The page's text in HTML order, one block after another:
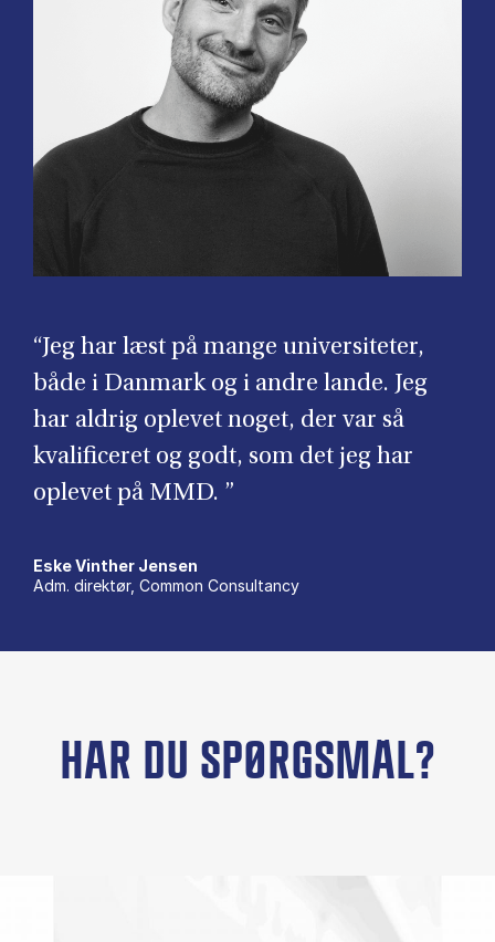
“Jeg har læst på mange universiteter,
både i Danmark og i andre lande. Jeg
har aldrig oplevet noget, der var så
kvalificeret og godt, som det jeg har
oplevet på MMD. ”
Eske Vinther Jensen
Adm. direktør, Common Consultancy
HAR DU SPØRGSMÅL?